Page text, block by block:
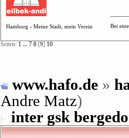
Hamburg - Meine Stadt, mein Verein Bei
Seiten: 1 ... 7 8[9] 10
www.hafo.de »
Andre Matz)
inter gsk